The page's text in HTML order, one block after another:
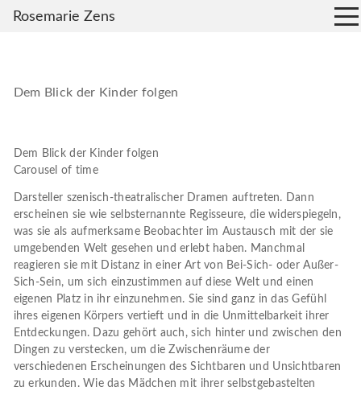
Dem Blick der Kinder folgen
Dem Blick der Kinder folgen
Carousel of time
Darsteller szenisch-theatralischer Dramen auftreten. Dann
erscheinen sie wie selbsternannte Regisseure, die widerspiegeln,
was sie als aufmerksame Beobachter im Austausch mit der sie
umgebenden Welt gesehen und erlebt haben. Manchmal
reagieren sie mit Distanz in einer Art von Bei-Sich- oder Außer-
Sich-Sein, um sich einzustimmen auf diese Welt und einen
eigenen Platz in ihr einzunehmen. Sie sind ganz in das Gefühl
ihres eigenen Körpers vertieft und in die Unmittelbarkeit ihrer
Entdeckungen. Dazu gehört auch, sich hinter und zwischen den
Dingen zu verstecken, um die Zwischenräume der
verschiedenen Erscheinungen des Sichtbaren und Unsichtbaren
zu erkunden. Wie das Mädchen mit ihrer selbstgebastelten
Rosemarie Zens